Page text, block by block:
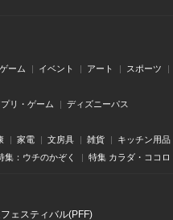
ゲーム イベント アート スポーツ
プリ・ゲーム ディズニーパス
家電 文房具 雑貨 キッチン用品
集：ウチのかぞく 特集 カラダ・ココロ
ェスティバル(PFF)